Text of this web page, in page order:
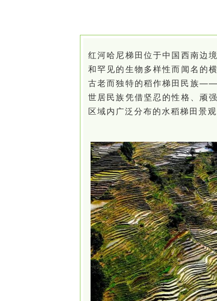
红河哈尼梯田位于中国西南边
和罕见的生物多样性而闻名的
古老而独特的稻作梯田民族
世居民族凭借坚忍的性格、顽
区域内广泛分布的水稻梯田景